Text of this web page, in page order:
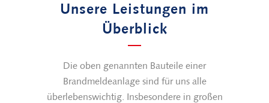
Unsere Leistungen im
Überblick
Die oben genannten Bauteile einer
Brandmeldeanlage sind für uns alle
überlebenswichtig. Insbesondere in großen